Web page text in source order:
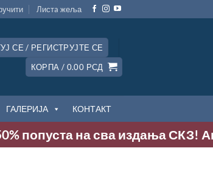
Листa жеља
СЕ / РЕГИСТРУЈТЕ СЕ
КОРПА / 0.00 РСД
ГАЛЕРИЈА КОНТАКТ
попуста на сва издања СКЗ!